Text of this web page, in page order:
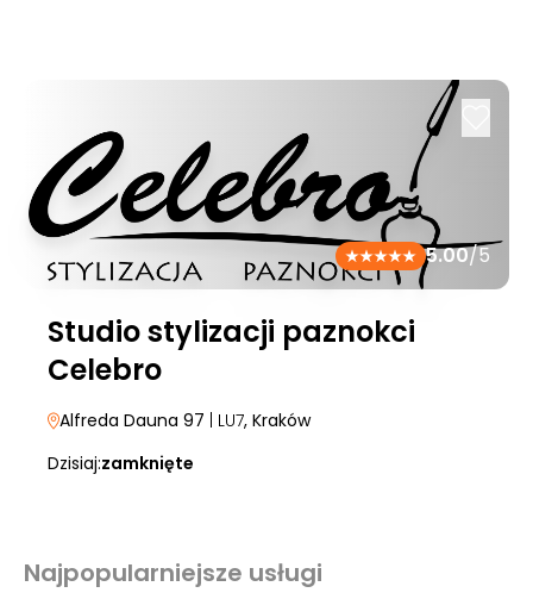
5.00/5
Studio stylizacji paznokci
Celebro
Alfreda Dauna 97 | LU7, Kraków
Dzisiaj:zamknięte
Najpopularniejsze usługi